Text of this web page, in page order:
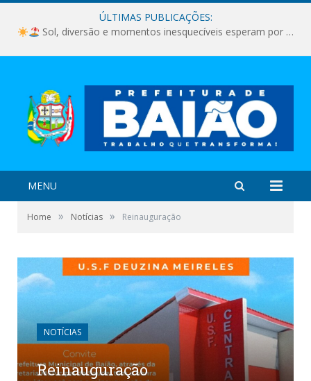
ÚLTIMAS PUBLICAÇÕES:
Sol, diversão e momentos inesquecíveis esperam por você!
MENU
Home » Notícias » Reinauguração
NOTÍCIAS
Reinauguração